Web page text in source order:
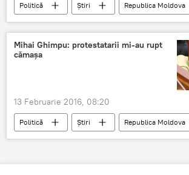
Politică Știri
Republica Moldova
Ghimpu
protest
Parlament
politie
Tamara Procopii Moldova
Mihai Ghimpu: protestatarii mi-au rupt
cămaşa
13 Februarie 2016, 08:20
Politică Știri
Republica Moldova
Moldova
Parlament
protest